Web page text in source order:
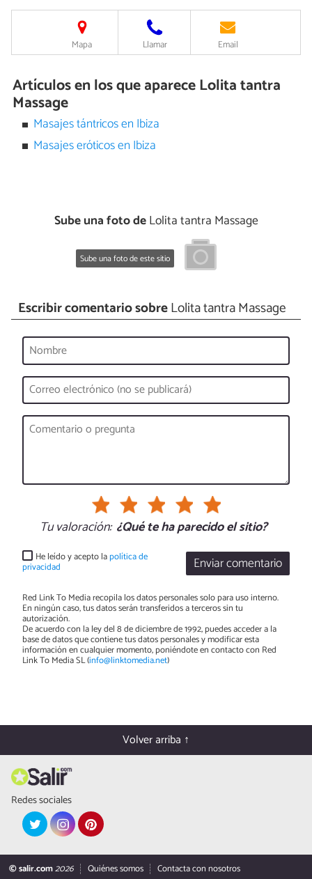
Mapa Llamar Email
Artículos en los que aparece Lolita tantra
Massage
Masajes tántricos en Ibiza
Masajes eróticos en Ibiza
Sube una foto deLolita tantra Massage
Sube una foto de este sitio
Escribir comentario sobreLolita tantra Massage
Tu valoración: ¿Qué te ha parecido el sitio?
Enviar comentario
He leído y acepto lapolítica de
privacidad
Red Link To Media recopila los datos personales solo para uso interno.
En ningún caso, tus datos serán transferidos a terceros sin tu
autorización.
De acuerdo con la ley del 8 de diciembre de 1992, puedes acceder a la
base de datos que contiene tus datos personales y modificar esta
información en cualquier momento, poniéndote en contacto con Red
Link To Media SL (info@linktomedia.net)
Volver arriba ↑
Redes sociales
© salir.com2026 Quiénes somos
Contacta con nosotros